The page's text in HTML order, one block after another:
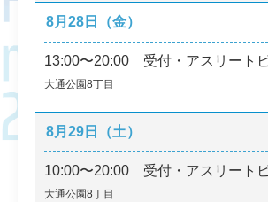
8月28日（金）
13:00〜20:00 受付・アスリート
大通公園8丁目
8月29日（土）
10:00〜20:00 受付・アスリート
大通公園8丁目